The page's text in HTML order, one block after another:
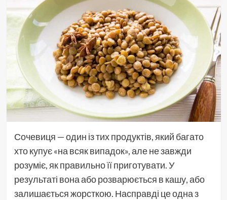
Сочевиця — один із тих продуктів, який багато
хто купує «на всяк випадок», але не завжди
розуміє, як правильно її приготувати. У
результаті вона або розварюється в кашу, або
залишається жорсткою. Насправді це одна з